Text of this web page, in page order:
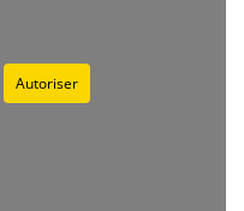
Autoriser